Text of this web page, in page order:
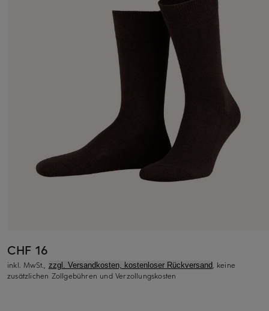
CHF 16
inkl. MwSt., zzgl. Versandkosten, kostenloser Rückversand, keine
zusätzlichen Zollgebühren und Verzollungskosten